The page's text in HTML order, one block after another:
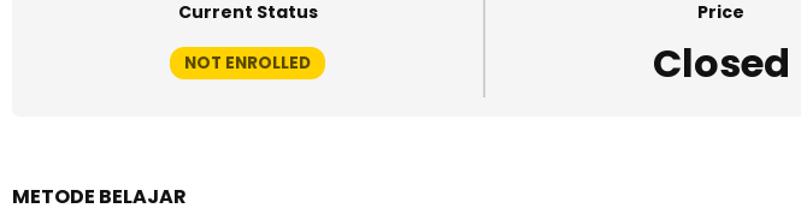
Current Status
NOT ENROLLED
Price
Closed
METODE BELAJAR